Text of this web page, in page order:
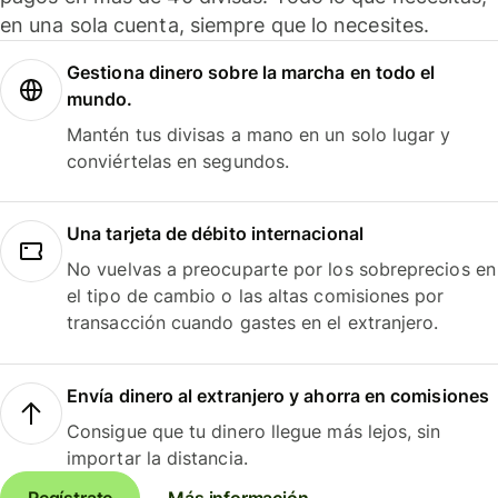
en una sola cuenta, siempre que lo necesites.
Gestiona dinero sobre la marcha en todo el
mundo.
Mantén tus divisas a mano en un solo lugar y
conviértelas en segundos.
Una tarjeta de débito internacional
No vuelvas a preocuparte por los sobreprecios en
el tipo de cambio o las altas comisiones por
transacción cuando gastes en el extranjero.
Envía dinero al extranjero y ahorra en comisiones
Consigue que tu dinero llegue más lejos, sin
importar la distancia.